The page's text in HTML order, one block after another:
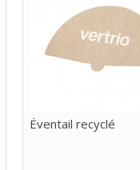
Éventail recyclé